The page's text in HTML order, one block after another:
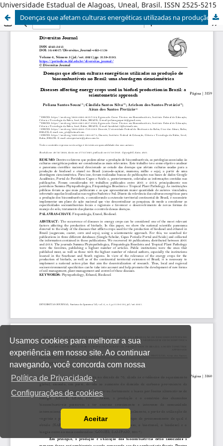
Usamos cookies para melhorar a sua
experiência em nosso site. Ao continuar
navegando, você concorda com nossa
Política de Privacidade .
Configurações de cookies
Ler a nossa Política de Privacidade
Você pode desabilitá-los alterando as
Aceitar
Universidade Estadual de Alagoas, Uneal, Brasil. ISSN 2525-5215
Doenças que afetam culturas energéticas utilizadas na produção de biocombustíveis no Brasil: uma abordagem cienciométrica